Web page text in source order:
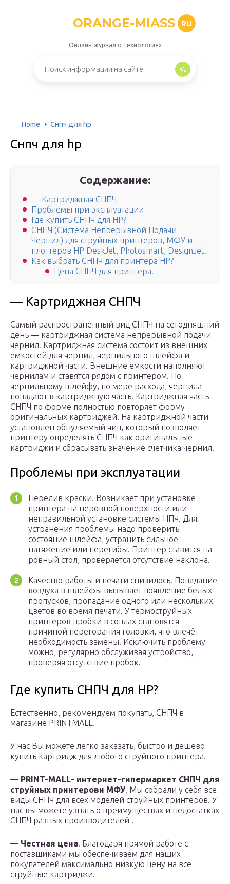
ORANGE-MIASS RU
Онлайн-журнал о технологиях
Home Снпч для hp
Снпч для hp
Содержание:
— Картриджная СНПЧ
Проблемы при эксплуатации
Где купить СНПЧ для HP?
СНПЧ (Система Непрерывной Подачи
Чернил) для струйных принтеров, МФУ и
плоттеров HP DeskJet, Photosmart, DesignJet.
Как выбрать СНПЧ для принтера HP?
Цена СНПЧ для принтера.
— Картриджная СНПЧ
Самый распространенный вид СНПЧ на сегодняшний
день — картриджная система непрерывной подачи
чернил. Картриджная система состоит из внешних
емкостей для чернил, чернильного шлейфа и
картриджной части. Внешние емкости наполняют
чернилам и ставятся рядом с принтером. По
чернильному шлейфу, по мере расхода, чернила
попадают в картриджную часть. Картриджная часть
СНПЧ по форме полностью повторяет форму
оригинальных картриджей. На картриджной части
установлен обнуляемый чип, который позволяет
принтеру определять СНПЧ как оригинальные
картриджи и сбрасывать значение счетчика чернил.
Проблемы при эксплуатации
Перелив краски. Возникает при установке
принтера на неровной поверхности или
неправильной установке системы НПЧ. Для
устранения проблемы надо проверить
состояние шлейфа, устранить сильное
натяжение или перегибы. Принтер ставится на
ровный стол, проверяется отсутствие наклона.
Качество работы и печати снизилось. Попадание
воздуха в шлейфы вызывает появление белых
пропусков, пропадание одного или нескольких
цветов во время печати. У термоструйных
принтеров пробки в соплах становятся
причиной перегорания головки, что влечёт
необходимость замены. Исключить проблему
можно, регулярно обслуживая устройство,
проверяя отсутствие пробок.
Где купить СНПЧ для HP?
Естественно, рекомендуем покупать, СНПЧ в
магазине PRINTMALL.
У нас Вы можете легко заказать, быстро и дешево
купить картридж для любого струйного принтера.
— PRINT-MALL- интернет-гипермаркет СНПЧ для
струйных принтерови МФУ. Мы собрали у себя все
виды СНПЧ для всех моделей струйных принтеров. У
нас вы можете узнать о преимуществах и недостатках
СНПЧ разных производителей .
— Честная цена. Благодаря прямой работе с
поставщиками мы обеспечиваем для наших
покупателей максимально низкую цену на все
струйные картриджи.